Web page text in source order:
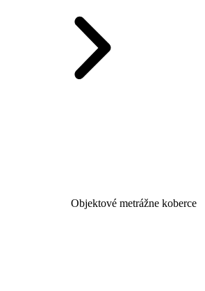
Objektové metrážne koberce